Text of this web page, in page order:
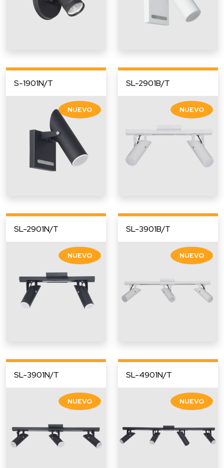
S-1901N/T SL-2901B/T
SL-2901N/T SL-3901B/T
SL-3901N/T SL-4901N/T